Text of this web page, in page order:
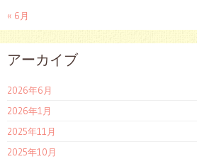
« 6月
アーカイブ
2026年6月
2026年1月
2025年11月
2025年10月